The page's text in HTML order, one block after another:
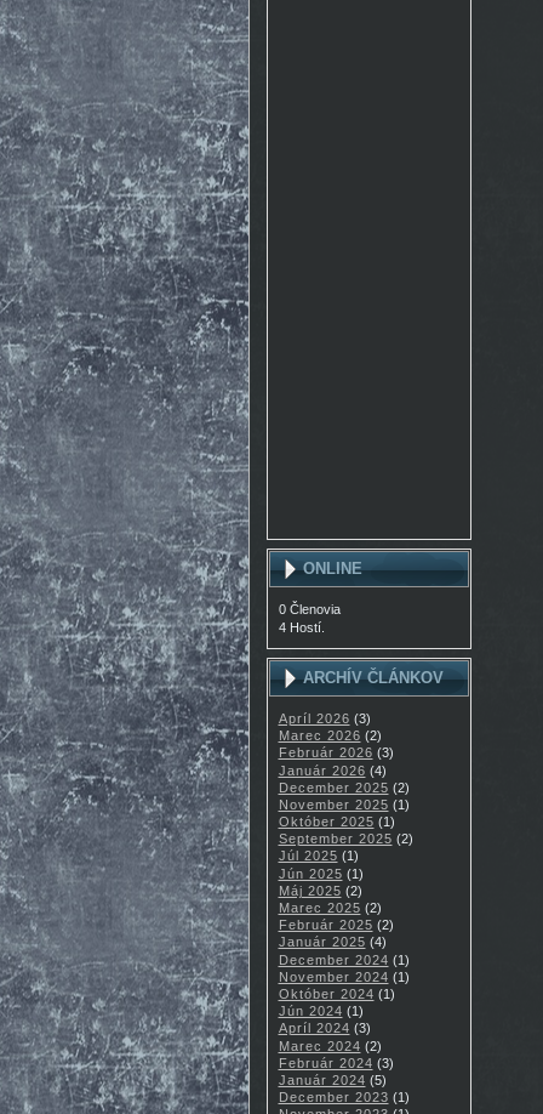
ONLINE
0 Členovia
4 Hostí.
ARCHÍV ČLÁNKOV
Apríl 2026 (3)
Marec 2026 (2)
Február 2026 (3)
Január 2026 (4)
December 2025 (2)
November 2025 (1)
Október 2025 (1)
September 2025 (2)
Júl 2025 (1)
Jún 2025 (1)
Máj 2025 (2)
Marec 2025 (2)
Február 2025 (2)
Január 2025 (4)
December 2024 (1)
November 2024 (1)
Október 2024 (1)
Jún 2024 (1)
Apríl 2024 (3)
Marec 2024 (2)
Február 2024 (3)
Január 2024 (5)
December 2023 (1)